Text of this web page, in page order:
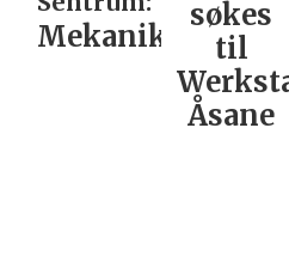
Mekaniker
søkes
til
Åsane